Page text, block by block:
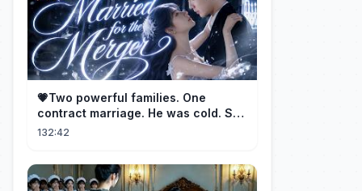
💗Two powerful families. One
contract marriage. He was cold. She
was fierce💔 [Married for the
132:42